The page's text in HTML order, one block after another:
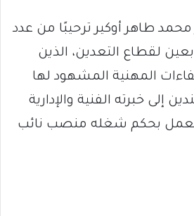
محمد طاهر أوكير ترحيبًا من عدد
لقطاع التعدين، الذين
المهنية المشهود لها
إلى خبرته الفنية والإدارية
بحكم شغله منصب نائب